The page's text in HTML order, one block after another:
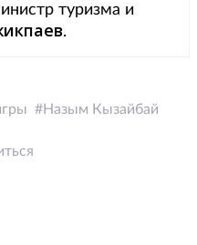
туризма и
.
Назым Кызайбай